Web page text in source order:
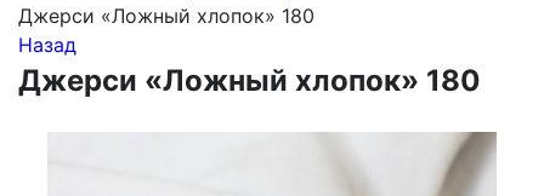
Джерси «Ложный хлопок» 180
Назад
Джерси «Ложный хлопок» 180